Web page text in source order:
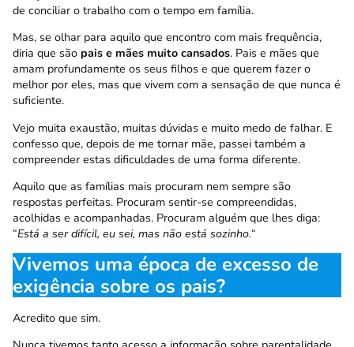
de conciliar o trabalho com o tempo em família.
Mas, se olhar para aquilo que encontro com mais frequência,
diria que são pais e mães muito cansados. Pais e mães que
amam profundamente os seus filhos e que querem fazer o
melhor por eles, mas que vivem com a sensação de que nunca é
suficiente.
Vejo muita exaustão, muitas dúvidas e muito medo de falhar. E
confesso que, depois de me tornar mãe, passei também a
compreender estas dificuldades de uma forma diferente.
Aquilo que as famílias mais procuram nem sempre são
respostas perfeitas. Procuram sentir-se compreendidas,
acolhidas e acompanhadas. Procuram alguém que lhes diga:
“Está a ser difícil, eu sei, mas não está sozinho.“
Vivemos uma época de excesso de
exigência sobre os pais?
Acredito que sim.